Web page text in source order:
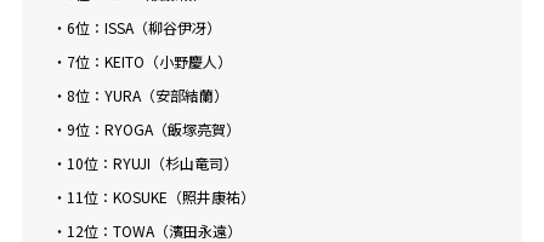
・6位：ISSA（柳谷伊冴）
・7位：KEITO（小野慶人）
・8位：YURA（安部結蘭）
・9位：RYOGA（飯塚亮賀）
・10位：RYUJI（杉山竜司）
・11位：KOSUKE（照井康祐）
・12位：TOWA（濱田永遠）